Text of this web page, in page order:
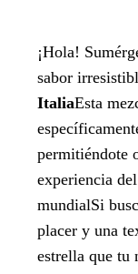
¡Hola!
sabor
ItaliaEsta
permitiéndote
experiencia
mundialSi
placer y una
estrella que tu